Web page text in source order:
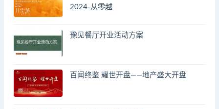
2024-从零越
豫见餐厅开业活动方案
百闻终鉴 耀世开盘——地产盛大开盘